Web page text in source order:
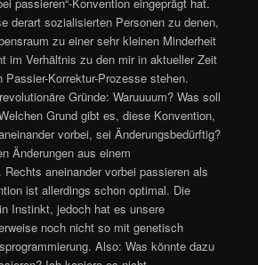
derart sozialisierten Personen zu denen,
zu einer sehr kleinen Minderheit
im Verhältnis zu den mir in aktueller Zeit
Passier-Korrektur-Prozesse stehen.
Gründe: Waruuuum? Was soll
Grund gibt es, diese Konvention,
vorbei, sei Änderungsbedürftig?
Änderungen aus einem
Rechts aneinander vorbei passieren als
ist allerdings schon optimal. Die
Instinkt, jedoch hat es unsere
noch nicht so mit genetisch
Also: Was könnte dazu